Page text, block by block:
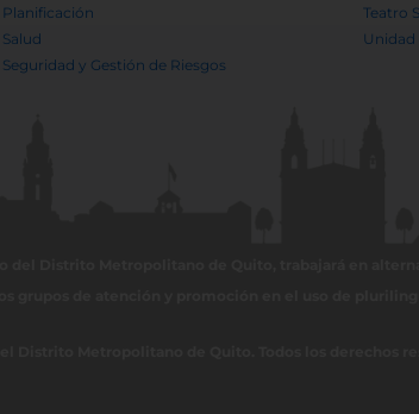
Planificación
Salud
Seguridad y Gestión de Riesgos
Teatro
Unidad